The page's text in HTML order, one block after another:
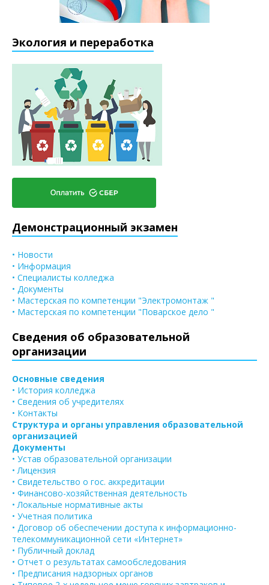
Экология и переработка
Демонстрационный экзамен
• Новости
• Информация
• Специалисты колледжа
• Документы
• Мастерская по компетенции "Электромонтаж "
• Мастерская по компетенции "Поварское дело "
Сведения об образовательной
организации
Основные сведения
• История колледжа
• Сведения об учредителях
• Контакты
Структура и органы управления образовательной
организацией
Документы
• Устав образовательной организации
• Лицензия
• Свидетельство о гос. аккредитации
• Финансово-хозяйственная деятельность
• Локальные нормативные акты
• Учетная политика
• Договор об обеспечении доступа к информационно-
телекоммуникационной сети «Интернет»
• Публичный доклад
• Отчет о результатах самообследования
• Предписания надзорных органов